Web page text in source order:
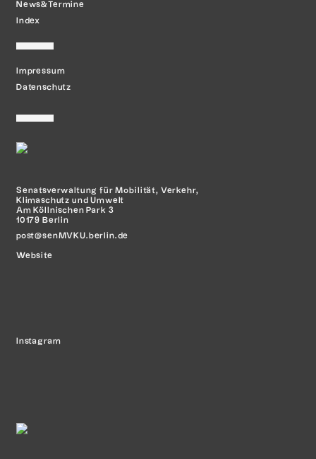
News&Termine
Index
Impressum
Datenschutz
Senatsverwaltung für Mobilität, Verkehr,
Klimaschutz und Umwelt
Am Köllnischen Park 3
10179 Berlin
post@senMVKU.berlin.de
Website
Instagram